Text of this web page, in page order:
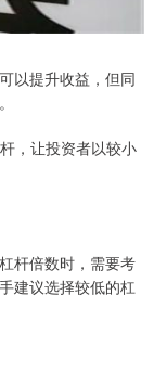
以提升收益，但同
，让投资者以较小
杆倍数时，需要考
建议选择较低的杠